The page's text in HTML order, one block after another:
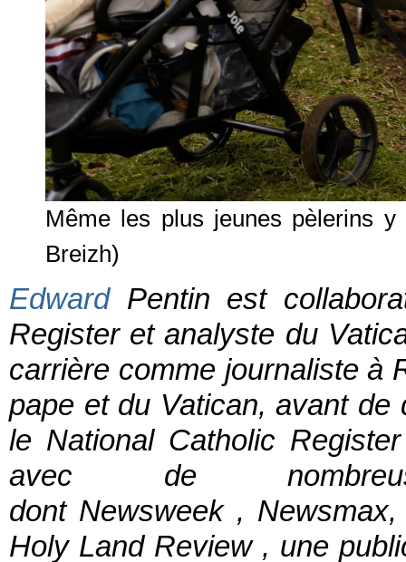
Même les plus jeunes pèlerins
Breizh)
EdwardPentin est
Register et analyste du
carrière comme journaliste à
pape et du Vatican, avant de
le National Catholic
avec de
dont Newsweek,
Holy Land Review, une